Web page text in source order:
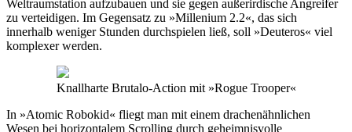
Weltraumstation aufzubauen und sie gegen außerirdische Angreifer
zu verteidigen. Im Gegensatz zu »Millenium 2.2«, das sich
innerhalb weniger Stunden durchspielen ließ, soll »Deuteros« viel
komplexer werden.
Knallharte Brutalo-Action mit »Rogue Trooper«
In »Atomic Robokid« fliegt man mit einem drachenähnlichen
Wesen bei horizontalem Scrolling durch geheimnisvolle